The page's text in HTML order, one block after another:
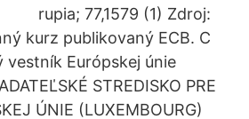
rupia; 77,1579 (1) Zdroj:
kurz publikovaný ECB. C
vestník Európskej únie
STREDISKO PRE
ÚNIE (LUXEMBOURG)